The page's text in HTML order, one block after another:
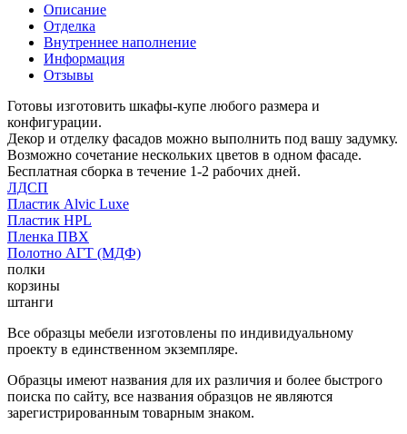
Описание
Отделка
Внутреннее наполнение
Информация
Отзывы
Готовы изготовить шкафы-купе любого размера и
конфигурации.
Декор и отделку фасадов можно выполнить под вашу задумку.
Возможно сочетание нескольких цветов в одном фасаде.
Бесплатная сборка в течение 1-2 рабочих дней.
ЛДСП
Пластик Alvic Luxe
Пластик HPL
Пленка ПВХ
Полотно АГТ (МДФ)
полки
корзины
штанги
Все образцы мебели изготовлены по индивидуальному
проекту в единственном экземпляре.
Образцы имеют названия для их различия и более быстрого
поиска по сайту, все названия образцов не являются
зарегистрированным товарным знаком.